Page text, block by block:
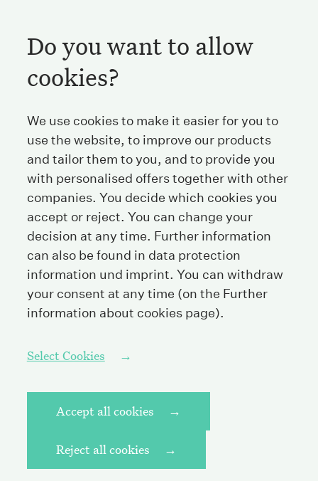
Streichenberg
8002 Zurich
Switzerland
Tel
+41 44 208 25 25
Fax
+41 44 208 25 26
E-Mail
info@streichenberg.ch
Where to find us
Contact
Do you want to allow
cookies?
We use cookies to make it easier for you to
use the website, to improve our products
and tailor them to you, and to provide you
with personalised offers together with other
companies. You decide which cookies you
accept or reject. You can change your
decision at any time. Further information
can also be found in data protection
information und imprint. You can withdraw
your consent at any time (on the Further
information about cookies page).
Select Cookies
Accept all cookies
Reject all cookies